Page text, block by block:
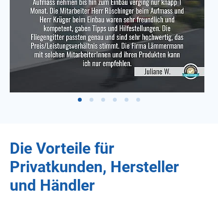
Die Vorteile für
Privatkunden, Hersteller
und Händler